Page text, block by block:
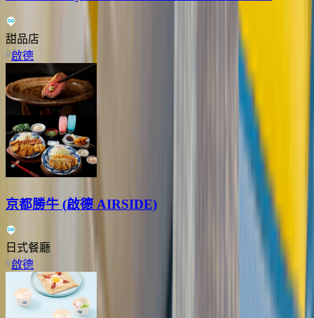
甜品店
啟德
京都勝牛 (啟德 AIRSIDE)
日式餐廳
啟德